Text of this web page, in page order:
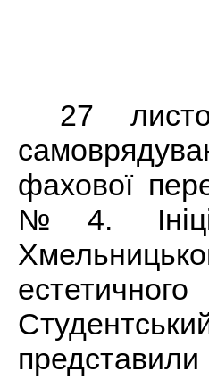
27
фахової
№4.
представили